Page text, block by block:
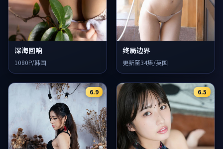
深海回响
1080P/韩国
终局边界
更新至34集/英国
6.9 6.5